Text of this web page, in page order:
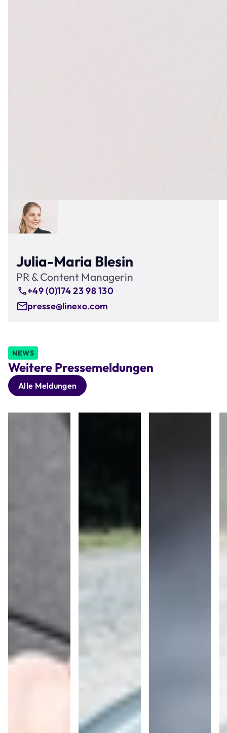
Julia-Maria Blesin
PR & Content Managerin
+49 (0)174 23 98 130
presse@linexo.com
NEWS
Weitere Pressemeldungen
Alle Meldungen